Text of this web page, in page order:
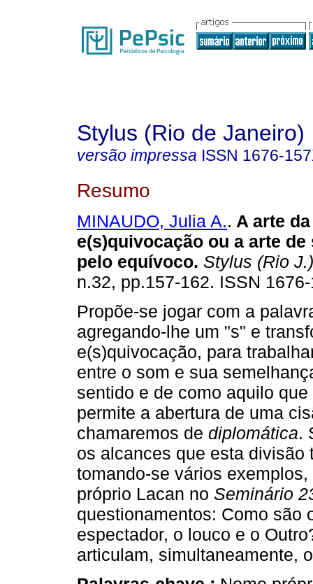
Stylus (Rio de Janeiro)
versão impressa ISSN 1676-
Resumo
MINAUDO, Julia A.. A arte da
e(s)quivocação ou a arte
pelo equívoco. Stylus (Rio J.)
n.32, pp.157-162. ISSN
Propõe-se jogar com a
agregando-lhe um "s" e
e(s)quivocação, para
entre o som e sua
sentido e de como aquilo
permite a abertura de uma
chamaremos de diplomática.
os alcances que esta
tomando-se vários
próprio Lacan no Seminário
questionamentos: Como são
espectador, o louco e o
articulam, simultaneamente,